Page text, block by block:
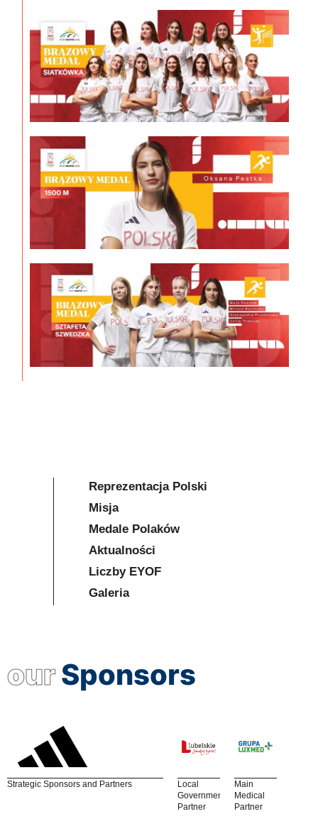
Reprezentacja Polski
Misja
Medale Polaków
Aktualności
Liczby EYOF
Galeria
ourSponsors
Strategic Sponsors and Partners
Local
Government
Partner
Main
Medical
Partner